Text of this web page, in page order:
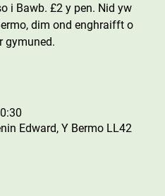
i Bawb. £2 y pen. Nid yw
dim ond enghraifft o
gymuned.
Edward, Y Bermo LL42